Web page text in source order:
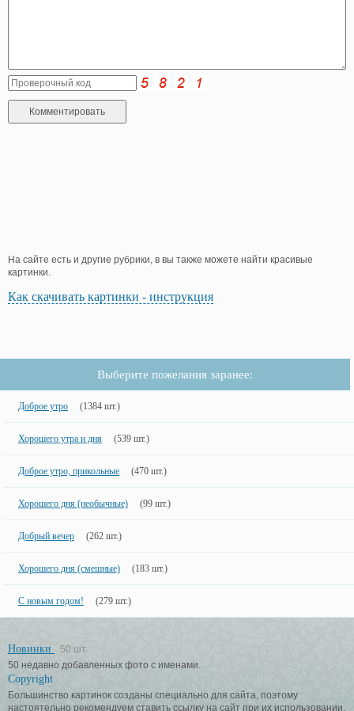
На сайте есть и другие рубрики, в вы также можете найти красивые
картинки.
Как скачивать картинки - инструкция
Выберите пожелания заранее:
Доброе утро (1384 шт.)
Хорошего утра и дня (539 шт.)
Доброе утро, прикольные (470 шт.)
Хорошего дня (необычные) (99 шт.)
Добрый вечер (262 шт.)
Хорошего дня (смешные) (183 шт.)
С новым годом! (279 шт.)
Новинки
50 шт.
50 недавно добавленных фото с именами.
Copyright
Большинство картинок созданы специально для сайта, поэтому
настоятельно рекомендуем ставить ссылку на сайт при их использовании.